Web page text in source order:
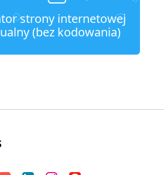
strony internetowej
(bez kodowania)